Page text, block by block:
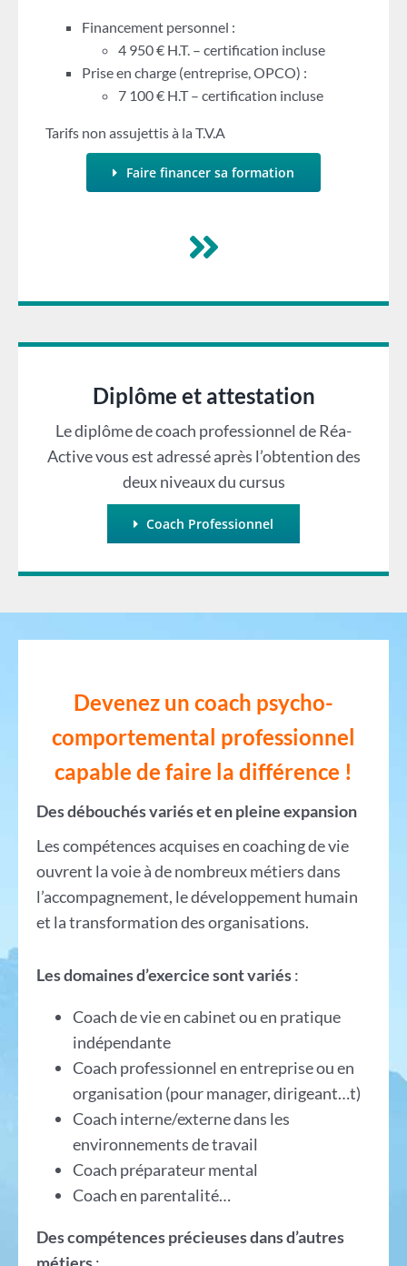
Financement personnel :
4 950 € H.T. – certification incluse
Prise en charge (entreprise, OPCO) :
7 100 € H.T – certification incluse
Tarifs non assujettis à la T.V.A
Faire financer sa formation
Diplôme et attestation
Le diplôme de coach professionnel de Réa-
Active vous est adressé après l’obtention des
deux niveaux du cursus
Coach Professionnel
Devenez un coach psycho-
comportemental professionnel
capable de faire la différence !
Des débouchés variés et en pleine expansion
Les compétences acquises en coaching de vie
ouvrent la voie à de nombreux métiers dans
l’accompagnement, le développement humain
et la transformation des organisations.
Les domaines d’exercice sont variés:
Coach de vie en cabinet ou en pratique
indépendante
Coach professionnel en entreprise ou en
organisation (pour manager, dirigeant…t)
Coach interne/externe dans les
environnements de travail
Coach préparateur mental
Coach en parentalité…
Des compétences précieuses dans d’autres